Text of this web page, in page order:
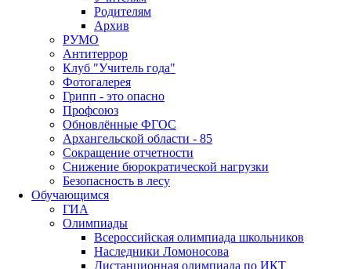
Родителям
Архив
РУМО
Антитеррор
Клуб "Учитель года"
Фотогалерея
Грипп - это опасно
Профсоюз
Обновлённые ФГОС
Архангельской области - 85
Сокращение отчетности
Снижение бюрократической нагрузки
Безопасность в лесу
Обучающимся
ГИА
Олимпиады
Всероссийская олимпиада школьников
Наследники Ломоносова
Дистанционная олимпиада по ИКТ